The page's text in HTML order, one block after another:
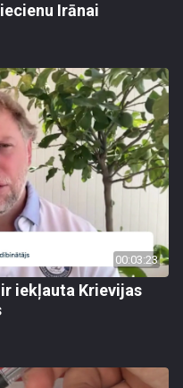
Irānai
00:03:23
iekļauta Krievijas